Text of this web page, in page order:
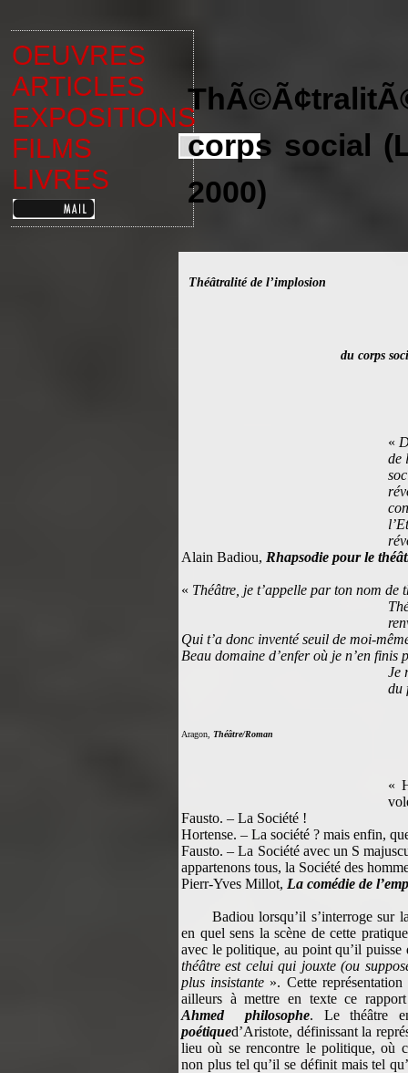
OEUVRES
ARTICLES
EXPOSITIONS
FILMS
LIVRES
corps social
2000)
Théâtralité de l’implosion
du corps
«
de
Alain Badiou, Rhapsodie pour le
« Théâtre, je t’appelle par ton nom de
Qui t’a donc inventé seuil de moi-
Beau domaine d’enfer où je n’en finis
Je
du
Aragon, Théâtre/Roman
«
Fausto. – La Société !
Hortense. – La société ? mais enfin,
Fausto. – La Société avec un S
appartenons tous, la Société des
Pierr-Yves Millot, La comédie de
Badiou lorsqu’il s’interroge sur
en quel sens la scène de cette
avec le politique, au point qu’il
théâtre est celui qui jouxte (ou
plus insistante ». Cette
ailleurs à mettre en texte ce
Ahmed philosophe. Le théâtre
poétiqued’Aristote, définissant la
lieu où se rencontre le politique, où
non plus tel qu’il se définit mais tel